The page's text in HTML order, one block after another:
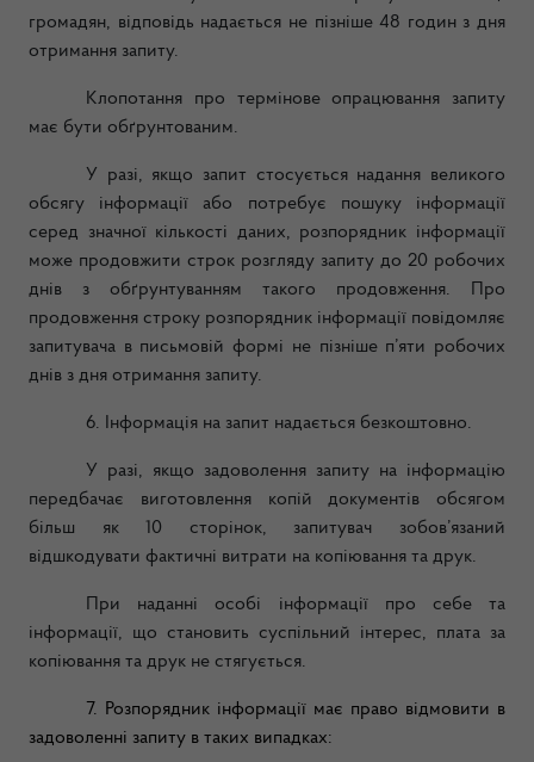
громадян, відповідь надається не пізніше 48 годин з дня
отримання запиту.
Клопотання про термінове опрацювання запиту
має бути обґрунтованим.
У разі, якщо запит стосується надання великого
обсягу інформації або потребує пошуку інформації
серед значної кількості даних, розпорядник інформації
може продовжити строк розгляду запиту до 20 робочих
днів з обґрунтуванням такого продовження. Про
продовження строку розпорядник інформації повідомляє
запитувача в письмовій формі не пізніше п’яти робочих
днів з дня отримання запиту.
6. Інформація на запит надається безкоштовно.
У разі, якщо задоволення запиту на інформацію
передбачає виготовлення копій документів обсягом
більш як 10 сторінок, запитувач зобов’язаний
відшкодувати фактичні витрати на копіювання та друк.
При наданні особі інформації про себе та
інформації, що становить суспільний інтерес, плата за
копіювання та друк не стягується.
7. Розпорядник інформації має право відмовити в
задоволенні запиту в таких випадках: